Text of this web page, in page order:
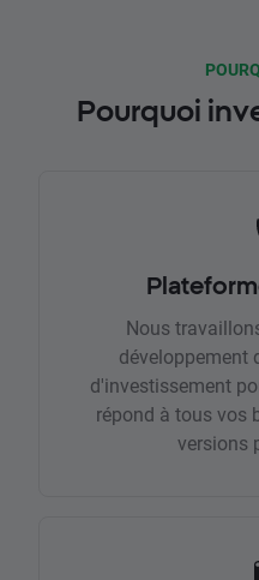
Pourquoi
Nous
développement
d'investissement
répond à tous vos
versions